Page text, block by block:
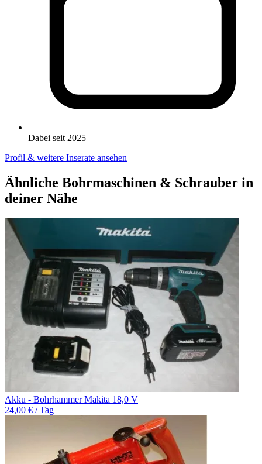
Dabei seit 2025
Profil & weitere Inserate ansehen
Ähnliche Bohrmaschinen & Schrauber in
deiner Nähe
Akku - Bohrhammer Makita 18,0 V
24,00 € / Tag